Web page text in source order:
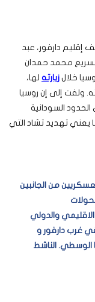
إقليم دارفور، عبد
السريع محمد حمدان
خلال زيارته لها،
ولفت إلى إن روسيا
السودانية
يعني تهديد تشاد التي
من الجانبين
والدولي
غرب دارفور و
الوسطي. الناشط